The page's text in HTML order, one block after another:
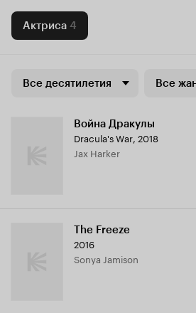
Актриса 4
Все десятилетия Все
Война Дракулы
Dracula's War, 2018
Jax Harker
The Freeze
2016
Sonya Jamison